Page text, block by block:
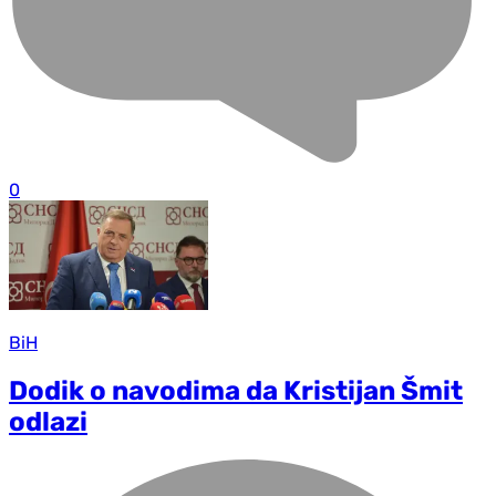
0
BiH
Dodik o navodima da Kristijan Šmit
odlazi